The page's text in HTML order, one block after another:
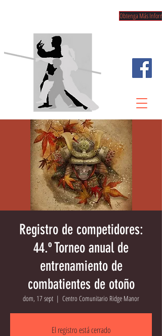
Obtenga Más
Registro de competidores:
44.º Torneo anual de
entrenamiento de
combatientes de otoño
dom, 17 sept
  |
Centro Comunitario Ridge Manor
El registro está cerrado